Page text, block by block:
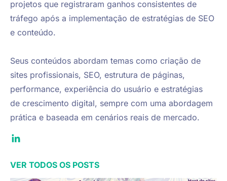
projetos que registraram ganhos consistentes de
tráfego após a implementação de estratégias de SEO
e conteúdo.
Seus conteúdos abordam temas como criação de
sites profissionais, SEO, estrutura de páginas,
performance, experiência do usuário e estratégias
de crescimento digital, sempre com uma abordagem
prática e baseada em cenários reais de mercado.
VER TODOS OS POSTS